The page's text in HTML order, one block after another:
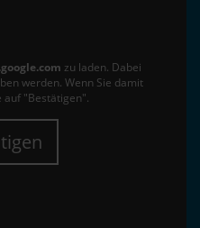
zu laden. Dabei
werden. Wenn Sie damit
auf "Bestätigen".